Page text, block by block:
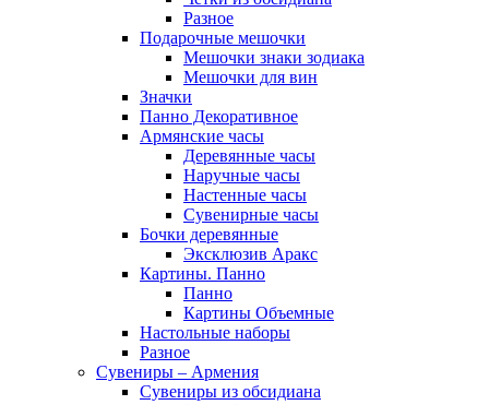
Разное
Подарочные мешочки
Мешочки знаки зодиака
Мешочки для вин
Значки
Панно Декоративное
Армянские часы
Деревянные часы
Наручные часы
Настенные часы
Сувенирные часы
Бочки деревянные
Эксклюзив Аракс
Картины. Панно
Панно
Картины Объемные
Настольные наборы
Разное
Сувениры – Армения
Сувениры из обсидиана